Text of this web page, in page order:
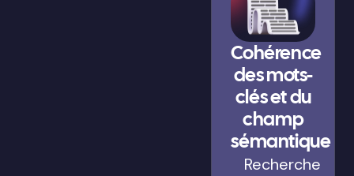
Cohérence
des mots-
clés et du
champ
sémantique
Recherche